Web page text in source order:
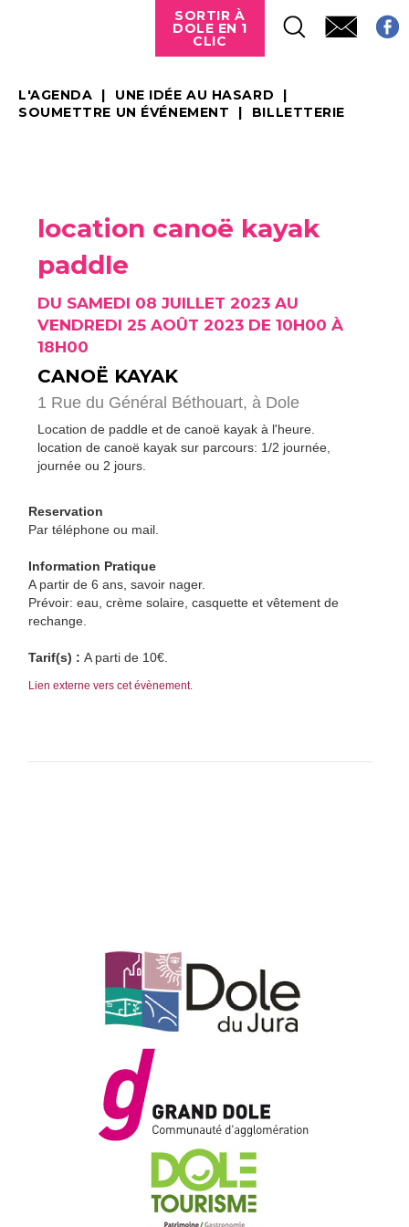
SORTIR À
DOLE EN 1
CLIC
L'AGENDA
UNE IDÉE AU HASARD
SOUMETTRE UN ÉVÉNEMENT
BILLETTERIE
location canoë kayak
paddle
DU SAMEDI 08 JUILLET 2023 AU
VENDREDI 25 AOÛT 2023 DE 10H00 À
18H00
CANOË KAYAK
1 Rue du Général Béthouart, à Dole
Location de paddle et de canoë kayak à l'heure.
location de canoë kayak sur parcours: 1/2 journée,
journée ou 2 jours.
Reservation
Par téléphone ou mail.
Information Pratique
A partir de 6 ans, savoir nager.
Prévoir: eau, crème solaire, casquette et vêtement de
rechange.
Tarif(s) : A parti de 10€.
Lien externe vers cet évènement.